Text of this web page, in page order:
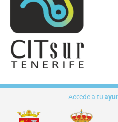
Accede a tu